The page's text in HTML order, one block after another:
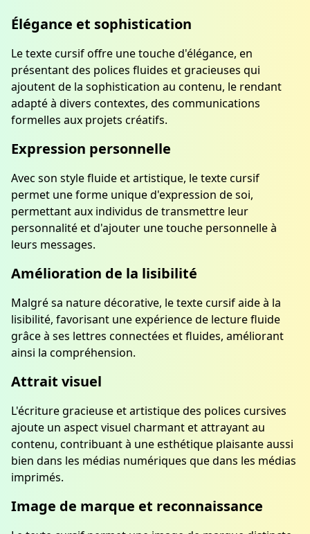
Élégance et sophistication
Le texte cursif offre une touche d'élégance, en
présentant des polices fluides et gracieuses qui
ajoutent de la sophistication au contenu, le rendant
adapté à divers contextes, des communications
formelles aux projets créatifs.
Expression personnelle
Avec son style fluide et artistique, le texte cursif
permet une forme unique d'expression de soi,
permettant aux individus de transmettre leur
personnalité et d'ajouter une touche personnelle à
leurs messages.
Amélioration de la lisibilité
Malgré sa nature décorative, le texte cursif aide à la
lisibilité, favorisant une expérience de lecture fluide
grâce à ses lettres connectées et fluides, améliorant
ainsi la compréhension.
Attrait visuel
L'écriture gracieuse et artistique des polices cursives
ajoute un aspect visuel charmant et attrayant au
contenu, contribuant à une esthétique plaisante aussi
bien dans les médias numériques que dans les médias
imprimés.
Image de marque et reconnaissance